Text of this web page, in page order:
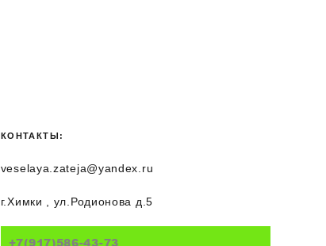
КОНТАКТЫ:
veselaya.zateja@yandex.ru
г.Химки , ул.Родионова д.5
+7(917)586-43-73